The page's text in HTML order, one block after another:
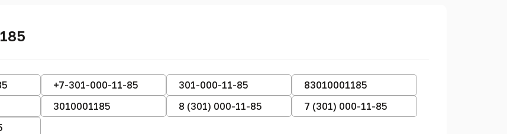
+7-301-000-11-85 301-000-11-85
83010001185
3010001185 8 (301) 000-11-85
7 (301) 000-11-85